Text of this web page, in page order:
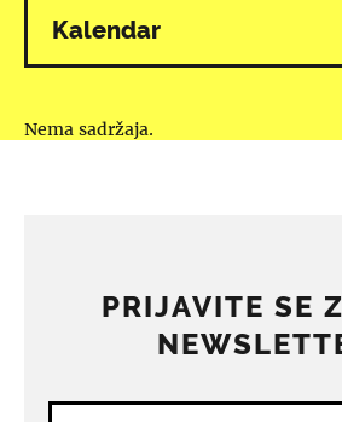
Kalendar
Nema sadržaja.
PRIJAVITE SE